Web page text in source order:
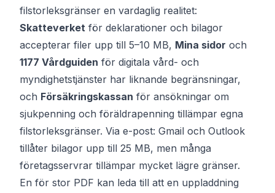
filstorleksgränser en vardaglig realitet:
Skatteverket för deklarationer och bilagor
accepterar filer upp till 5–10 MB, Mina sidor och
1177 Vårdguiden för digitala vård- och
myndighetstjänster har liknande begränsningar,
och Försäkringskassan för ansökningar om
sjukpenning och föräldrapenning tillämpar egna
filstorleksgränser. Via e-post: Gmail och Outlook
tillåter bilagor upp till 25 MB, men många
företagsservrar tillämpar mycket lägre gränser.
En för stor PDF kan leda till att en uppladdning